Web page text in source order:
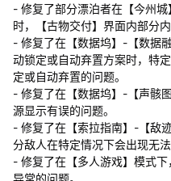
- 修复了部分漂泊者在【今州城
时，【古物交付】界面内部分
- 修复了在【数据坞】-【数据
动锁定或自动弃置方案时，特
定或自动弃置的问题。
- 修复了在【数据坞】-【声骸
源显示有误的问题。
- 修复了在【索拉指南】-【敌
分敌人在特定情况下会出现无法
- 修复了在【多人游戏】模式
异常的问题。